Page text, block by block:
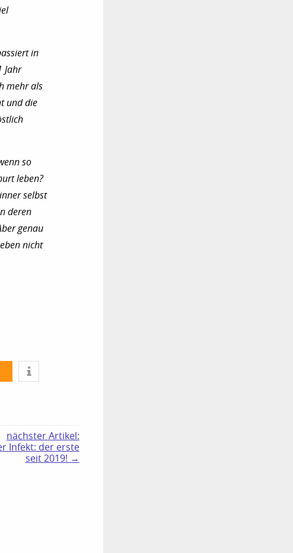
in
Jahr
mehr als
und die
so
leben?
selbst
deren
genau
nicht
nächster Artikel:
Infekt: der erste
seit 2019! →